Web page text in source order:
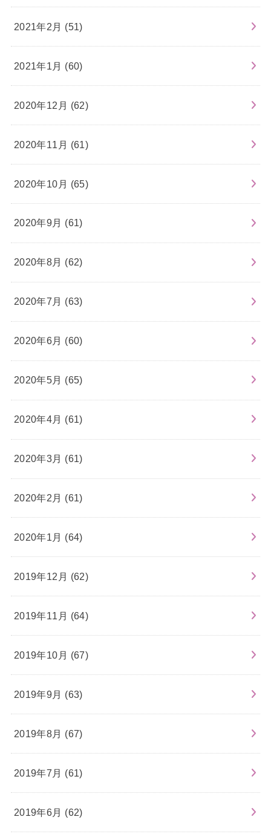
2021年2月 (51)
2021年1月 (60)
2020年12月 (62)
2020年11月 (61)
2020年10月 (65)
2020年9月 (61)
2020年8月 (62)
2020年7月 (63)
2020年6月 (60)
2020年5月 (65)
2020年4月 (61)
2020年3月 (61)
2020年2月 (61)
2020年1月 (64)
2019年12月 (62)
2019年11月 (64)
2019年10月 (67)
2019年9月 (63)
2019年8月 (67)
2019年7月 (61)
2019年6月 (62)